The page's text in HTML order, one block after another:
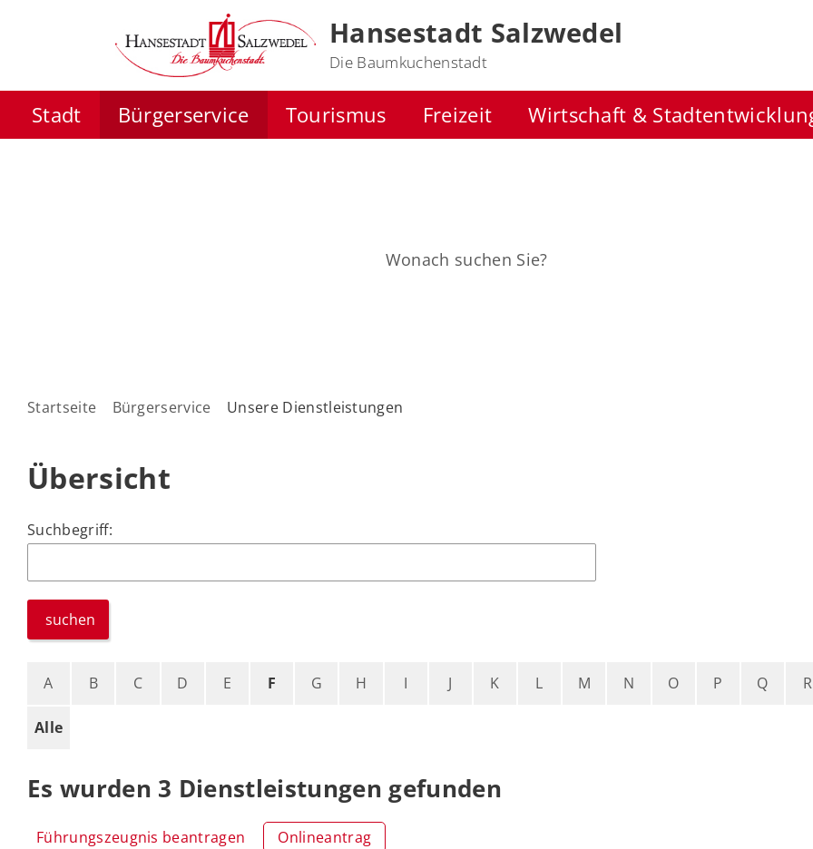
Hansestadt Salzwedel
Die Baumkuchenstadt
Stadt Bürgerservice Tourismus Freizeit Wirtschaft &
Startseite Bürgerservice Unsere Dienstleistungen
Übersicht
Suchbegriff:
suchen
A B C D E F G H I J K L M N O P Q R
Alle
Es wurden 3 Dienstleistungen gefunden
Führungszeugnis beantragen
Onlineantrag